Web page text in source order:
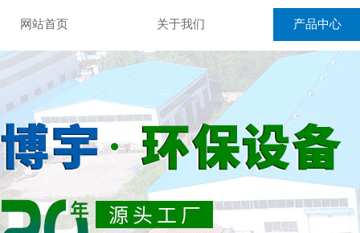
网站首页 关于我们 产品中心